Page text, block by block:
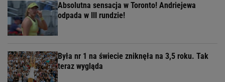
Absolutna sensacja w Toronto! Andriejewa
odpada w III rundzie!
Była nr 1 na świecie zniknęła na 3,5 roku. Tak
teraz wygląda